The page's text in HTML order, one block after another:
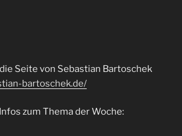
Seite von Sebastian Bartoschek
bartoschek.de/
zum Thema der Woche: